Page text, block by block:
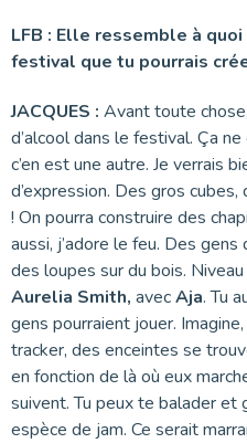
LFB : Elle ressemble à
festival que tu pourrais
JACQUES : Avant toute chose,
d’alcool dans le festival. Ça ne
c’en est une autre. Je verrais
d’expression. Des gros
! On pourra construire des
aussi, j’adore le feu. Des
des loupes sur du bois.
Aurelia Smith, avecAja. Tu
gens pourraient jouer.
tracker, des enceintes se
en fonction de là où eux
suivent. Tu peux te balader et
espèce de jam. Ce serait